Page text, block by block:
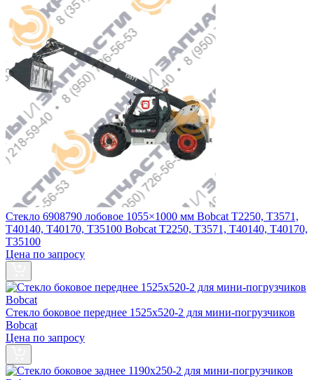
Стекло 6908790 лобовое 1055×1000 мм Bobcat T2250, T3571,
T40140, T40170, T35100 Bobcat T2250, T3571, T40140, T40170,
T35100
Цена по запросу
Стекло боковое переднее 1525х520-2 для мини-погрузчиков
Bobcat
Цена по запросу